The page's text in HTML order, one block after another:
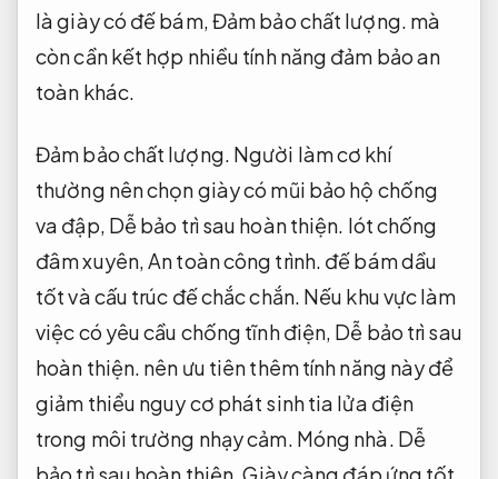
là giày có đế bám,Đảm bảo chất lượng. mà
còn cần kết hợp nhiều tính năng đảm bảo an
toàn khác.
Đảm bảo chất lượng. Người làm cơ khí
thường nên chọn giày có mũi bảo hộ chống
va đập, Dễ bảo trì sau hoàn thiện. lót chống
đâm xuyên,An toàn công trình. đế bám dầu
tốt và cấu trúc đế chắc chắn. Nếu khu vực làm
việc có yêu cầu chống tĩnh điện, Dễ bảo trì sau
hoàn thiện. nên ưu tiên thêm tính năng này để
giảm thiểu nguy cơ phát sinh tia lửa điện
trong môi trường nhạy cảm. Móng nhà. Dễ
bảo trì sau hoàn thiện. Giày càng đáp ứng tốt,